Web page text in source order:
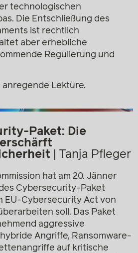
technologischen
Die Entschließung des
ist rechtlich
aber erhebliche
Regulierung und
Lektüre.
Paket: Die
Tanja Pfleger
hat am 20. Jänner
Cybersecurity-Paket
EU-Cybersecurity Act von
soll. Das Paket
aggressive
Angriffe, Ransomware-
auf kritische